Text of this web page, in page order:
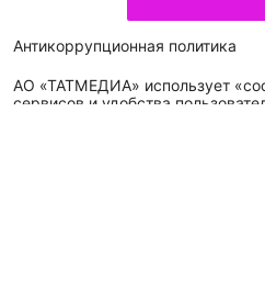
Антикоррупционная политика
АО «ТАТМЕДИА» использует
сервисов и удобства